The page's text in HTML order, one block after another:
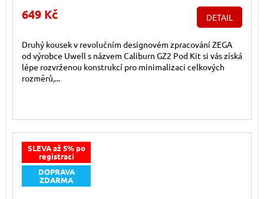
649 Kč DETAIL
Druhý kousek v revolučním designovém zpracování ZEGA
od výrobce Uwell s názvem Caliburn GZ2 Pod Kit si vás získá
lépe rozvrženou konstrukcí pro minimalizaci celkových
rozměrů,...
SLEVA až 5% po
registraci
DOPRAVA
ZDARMA